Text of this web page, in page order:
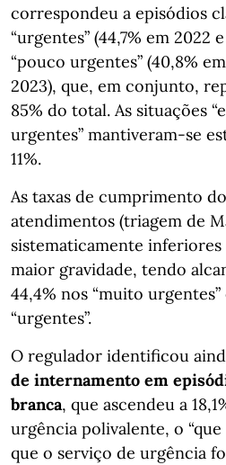
correspondeu a episódios
“urgentes” (44,7% em 2022
“pouco urgentes” (40,8%
2023), que, em conjunto,
85% do total. As situações
urgentes” mantiveram-se
11%.
As taxas de cumprimento
atendimentos (triagem de
sistematicamente
maior gravidade, tendo
44,4% nos “muito urgentes”
“urgentes”.
O regulador identificou
de internamento em
branca, que ascendeu a
urgência polivalente, o
que o serviço de urgência